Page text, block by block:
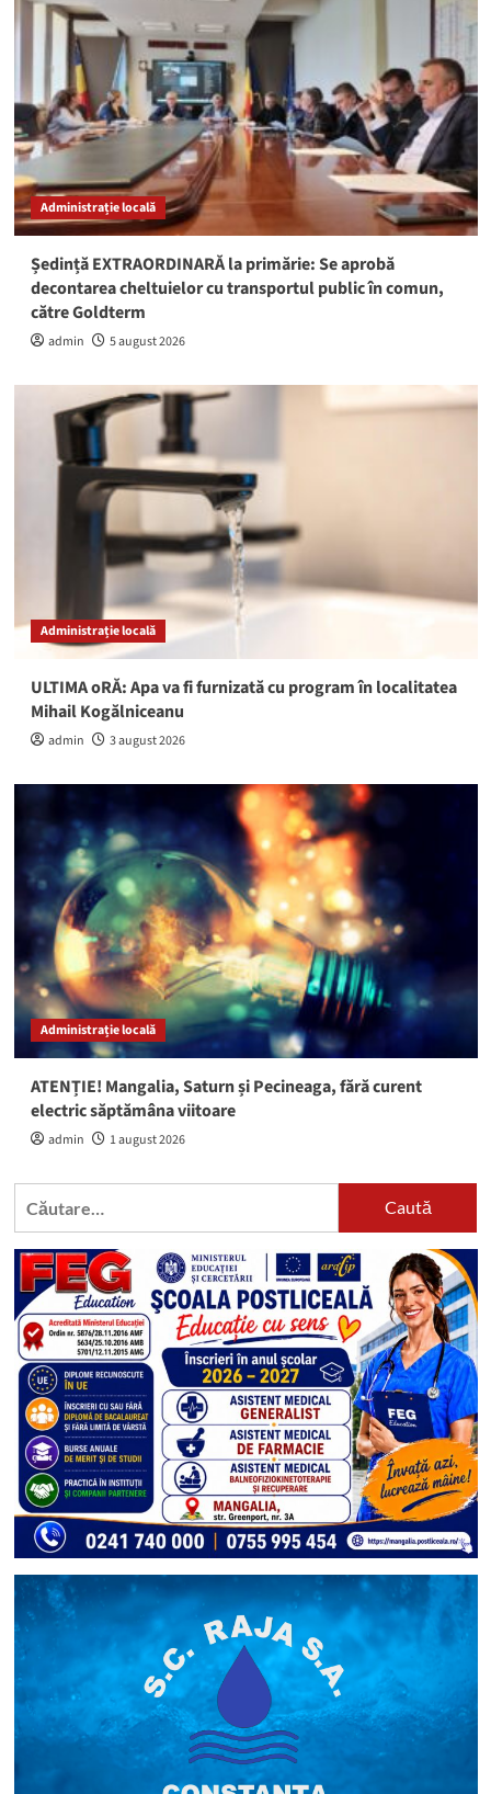
Administrație locală
Ședință EXTRAORDINARĂ la primărie: Se aprobă
decontarea cheltuielor cu transportul public în comun,
către Goldterm
admin 5 august 2026
Administrație locală
ULTIMA oRĂ: Apa va fi furnizată cu program în localitatea
Mihail Kogălniceanu
admin 3 august 2026
Administrație locală
ATENȚIE! Mangalia, Saturn și Pecineaga, fără curent
electric săptămâna viitoare
admin 1 august 2026
Caută